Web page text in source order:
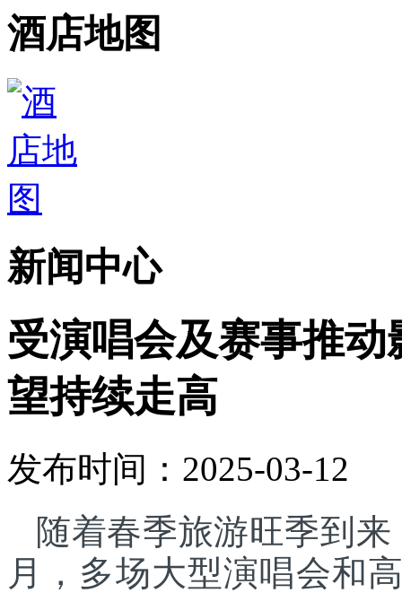
酒店地图
新闻中心
受演唱会及赛事推
望持续走高
发布时间：2025-03-12
随着春季旅游旺季到
月，多场大型演唱会和